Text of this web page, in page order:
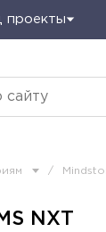
проекты
/
NXT